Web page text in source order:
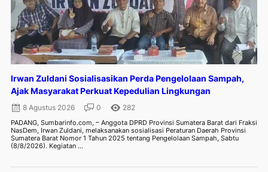
Irwan Zuldani Sosialisasikan Perda Pengelolaan Sampah,
Ajak Masyarakat Perkuat Kepedulian Lingkungan
8 Agustus 2026 0 282
PADANG, Sumbarinfo.com, – Anggota DPRD Provinsi Sumatera Barat dari Fraksi
NasDem, Irwan Zuldani, melaksanakan sosialisasi Peraturan Daerah Provinsi
Sumatera Barat Nomor 1 Tahun 2025 tentang Pengelolaan Sampah, Sabtu
(8/8/2026). Kegiatan ...